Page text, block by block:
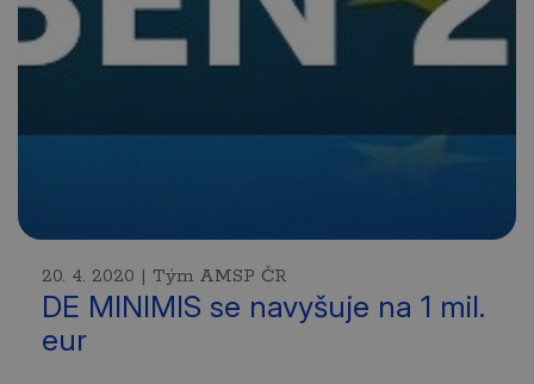
20. 4. 2020 | Tým AMSP ČR
DE MINIMIS se navyšuje na 1 mil.
eur